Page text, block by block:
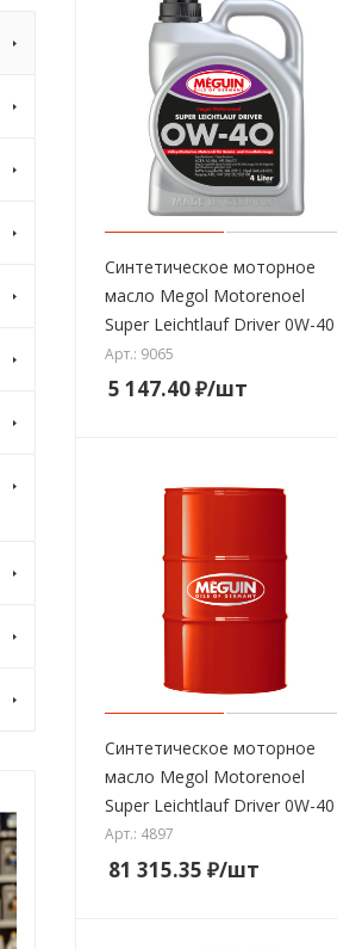
Синтетическое моторное
масло Megol Motorenoel
Super Leichtlauf Driver 0W-40
Арт.: 9065
5 147.40₽/шт
Синтетическое моторное
масло Megol Motorenoel
Super Leichtlauf Driver 0W-40
Арт.: 4897
81 315.35 ₽/шт